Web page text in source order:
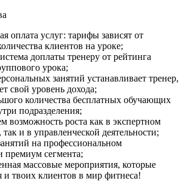
оплата услуг: тарифы зависят от
клиентов на уроке;
доплаты тренеру от рейтинга
урока;
занятий устанавливает тренер,
свой уровень дохода;
количества бесплатных обучающих
подразделения;
возможность роста как в экспертном
и в управленческой деятельности;
на профессиональном
премиум сегмента;
массовые мероприятия, которые
и твоих клиентов в мир фитнеса!